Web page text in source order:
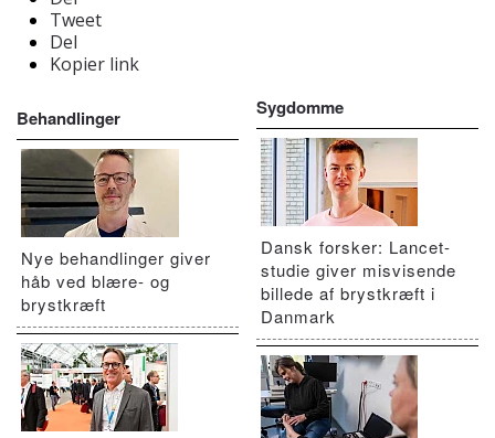
Tweet
Del
Kopier link
Behandlinger
Nye behandlinger giver
håb ved blære- og
brystkræft
Sygdomme
Dansk forsker: Lancet-
studie giver misvisende
billede af brystkræft i
Danmark